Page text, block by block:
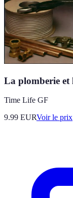
La plomberie et
Time Life GF
9.99 EURVoir le prix